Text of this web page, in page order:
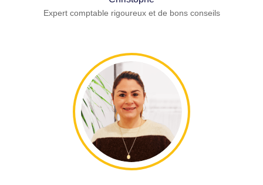
Expert comptable rigoureux et de bons conseils